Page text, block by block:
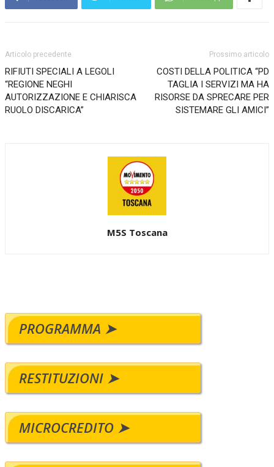
Articolo precedente
RIFIUTI SPECIALI A LEGOLI
“REGIONE NEGHI
AUTORIZZAZIONE E CHIARISCA
RUOLO DISCARICA”
Prossimo articolo
COSTI DELLA POLITICA “PD
TAGLIA I SERVIZI MA HA
RISORSE DA SPRECARE PER
SISTEMARE GLI AMICI”
M5S Toscana
PROGRAMMA ➤
RESTITUZIONI ➤
MICROCREDITO ➤